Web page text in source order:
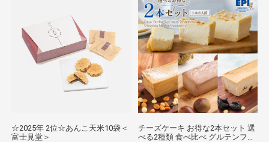
☆2025年 2位☆あんこ天米10袋＜
富士見堂＞
チーズケーキ お得な2本セット 選
べる2種類 食べ比べ グルテンフリ